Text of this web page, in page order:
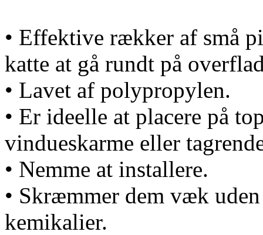
• Effektive rækker af små
katte at gå rundt på
• Lavet af polypropylen.
• Er ideelle at placere på
vindueskarme eller
• Nemme at installere.
• Skræmmer dem væk
kemikalier.